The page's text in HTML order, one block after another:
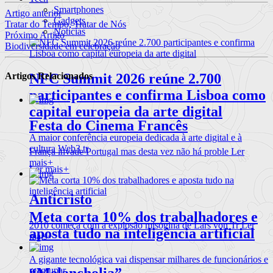
Smartphones
Gadgets
Notícias
NFC Summit 2026 reúne 2.700
participantes e confirma Lisboa como
capital europeia da arte digital
A maior conferência europeia dedicada à arte digital e à
cultura Web3 tr
Ler mais+
Meta corta 10% dos trabalhadores e
aposta tudo na inteligência artificial
A gigante tecnológica vai dispensar milhares de funcionários e
reagrupar
Artigo anterior
Tratar do Tempo, Tratar de Nós
Próximo Artigo
Biodiversidade em celebração
Artigos Relacionados
Festa do Cinema Francês
França invade Portugal mas desta vez não há proble Ler
mais+
Anticristo
2010 começa com a explosão misógina de Lars von TrLer
mais+